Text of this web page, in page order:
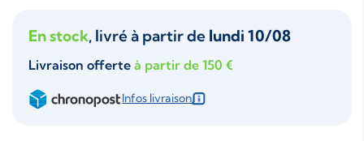
En stock, livré à partir de lundi 10/08
Livraison offerte à partir de 150 €
Infos livraison